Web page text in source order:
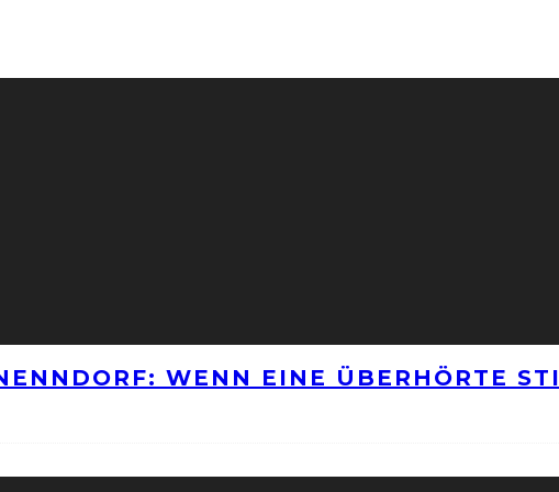
WENN EINE ÜBERHÖRTE